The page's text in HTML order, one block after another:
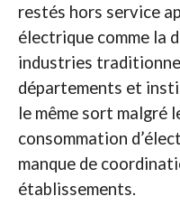
restés hors service
électrique comme la
industries
départements et
le même sort malgré
consommation
manque de
établissements.